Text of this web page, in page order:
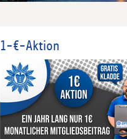
1-€-Aktion